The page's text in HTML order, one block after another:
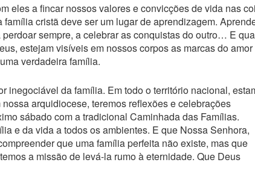
eles a fincar nossos valores e convicções de vida nas
cristã deve ser um lugar de aprendizagem.
sempre, a celebrar as conquistas do outro… E
estejam visíveis em nossos corpos as marcas do amor
verdadeira família.
inegociável da família. Em todo o território nacional,
arquidiocese, teremos reflexões e celebrações
sábado com a tradicional Caminhada das Famílias.
e da vida a todos os ambientes. E que Nossa Senhora,
que uma família perfeita não existe, mas que
a missão de levá-la rumo à eternidade. Que Deus